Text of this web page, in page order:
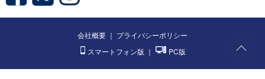
会社概要 ｜ プライバシーポリシー
スマートフォン版 ｜ PC版